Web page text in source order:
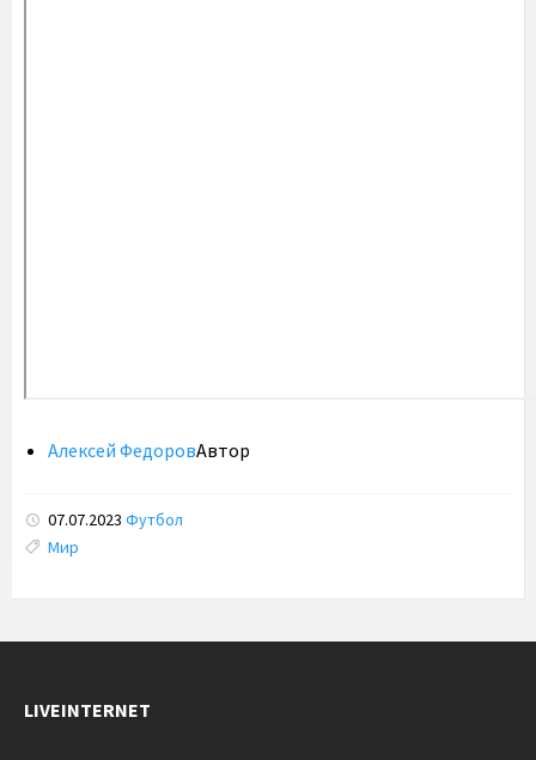
Алексей ФедоровАвтор
07.07.2023 Футбол
Tags:
Мир
LIVEINTERNET